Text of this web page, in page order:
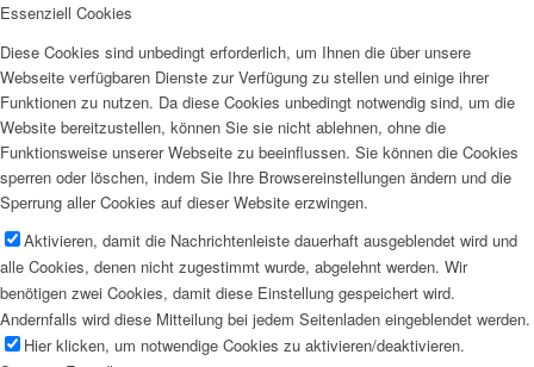
Essenziell Cookies
Diese Cookies sind unbedingt erforderlich, um Ihnen die über unsere
Webseite verfügbaren Dienste zur Verfügung zu stellen und einige ihrer
Funktionen zu nutzen. Da diese Cookies unbedingt notwendig sind, um die
Website bereitzustellen, können Sie sie nicht ablehnen, ohne die
Funktionsweise unserer Webseite zu beeinflussen. Sie können die Cookies
sperren oder löschen, indem Sie Ihre Browsereinstellungen ändern und die
Sperrung aller Cookies auf dieser Website erzwingen.
Aktivieren, damit die Nachrichtenleiste dauerhaft ausgeblendet wird und
alle Cookies, denen nicht zugestimmt wurde, abgelehnt werden. Wir
benötigen zwei Cookies, damit diese Einstellung gespeichert wird.
Andernfalls wird diese Mitteilung bei jedem Seitenladen eingeblendet werden.
Hier klicken, um notwendige Cookies zu aktivieren/deaktivieren.